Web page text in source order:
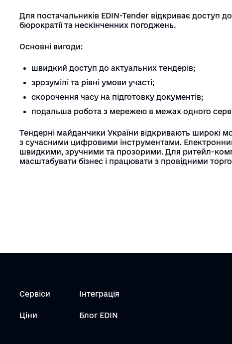
Для постачальників EDIN-Tender відкриває доступ
бюрократії та нескінченних погоджень.
Основні вигоди:
швидкий доступ до актуальних тендерів;
зрозумілі та рівні умови участі;
скорочення часу на підготовку документів;
подальша робота з мережею в межах одного
Тендерні майданчики України відкривають широкі
з сучасними цифровими інструментами.
швидкими, зручними та прозорими. Для ритейл-
масштабувати бізнес і працювати з провідними
Сервіси Інтеграція
Ціни Блог EDIN